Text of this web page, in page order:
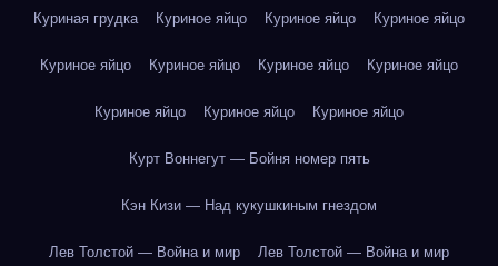
Куриная грудка Куриное яйцо Куриное яйцо Куриное яйцо
Куриное яйцо Куриное яйцо Куриное яйцо Куриное яйцо
Куриное яйцо Куриное яйцо Куриное яйцо
Курт Воннегут — Бойня номер пять
Кэн Кизи — Над кукушкиным гнездом
Лев Толстой — Война и мир Лев Толстой — Война и мир